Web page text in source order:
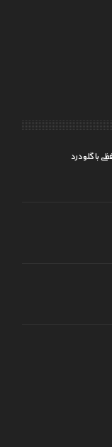
با گلودرد